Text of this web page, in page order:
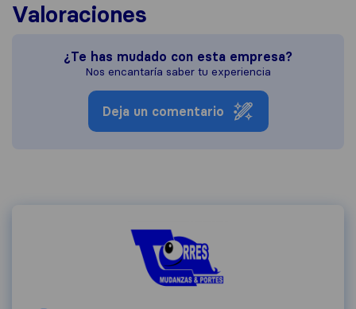
Valoraciones
¿Te has mudado con esta empresa?
Nos encantaría saber tu experiencia
Deja un comentario